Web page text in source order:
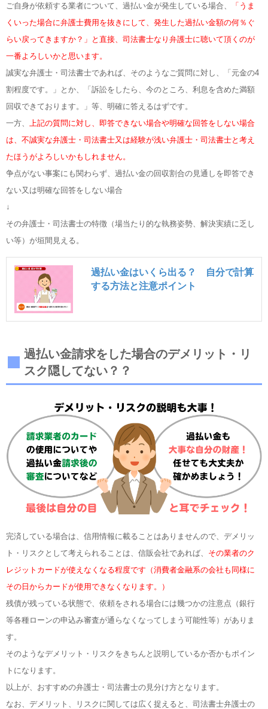
ご自身が依頼する業者について、過払い金が発生している場合、
「うま
くいった場合に弁護士費用を抜きにして、発生した過払い金額の何％ぐ
らい戻ってきますか？」と直接、司法書士なり弁護士に聴いて頂くのが
一番よろしいかと思います。
誠実な弁護士・司法書士であれば、そのようなご質問に対し、「元金の4
割程度です。」とか、「訴訟をしたら、今のところ、利息を含めた満額
回収できております。」等、明確に答えるはずです。
一方、
上記の質問に対し、即答できない場合や明確な回答をしない場合
は、不誠実な弁護士・司法書士又は経験が浅い弁護士・司法書士と考え
たほうがよろしいかもしれません。
争点がない事案にも関わらず、過払い金の回収割合の見通しを即答でき
ない又は明確な回答をしない場合
↓
その弁護士・司法書士の特徴（場当たり的な執務姿勢、解決実績に乏し
い等）が垣間見える。
過払い金はいくら出る？ 自分で計算
する方法と注意ポイント
過払い金請求をした場合のデメリット・リ
スク隠してない？？
完済している場合は、信用情報に載ることはありませんので、デメリッ
ト・リスクとして考えられることは、信販会社であれば、 その業者のク
レジットカードが使えなくなる程度です（消費者金融系の会社も同様に
その日からカードが使用できなくなります。）
残債が残っている状態で、依頼をされる場合には幾つかの注意点（銀行
等各種ローンの申込み審査が通らなくなってしまう可能性等）がありま
す。
そのようなデメリット・リスクをきちんと説明しているか否かもポイン
トになります。
以上が、おすすめの弁護士・司法書士の見分け方となります。
なお、デメリット、リスクに関しては広く捉えると、司法書士弁護士の